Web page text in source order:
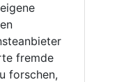
fremde
forschen,